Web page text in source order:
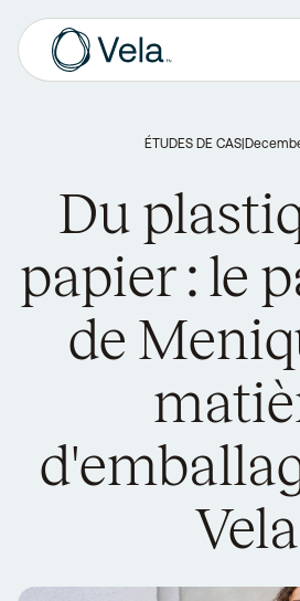
ÉTUDES DE CAS|
Du
papier : le
de
Vela